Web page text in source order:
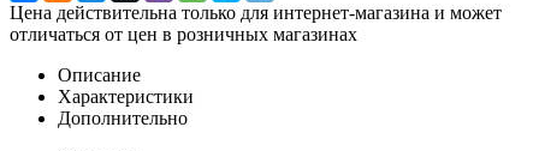
Цена действительна только для интернет-магазина и может
отличаться от цен в розничных магазинах
Описание
Характеристики
Дополнительно